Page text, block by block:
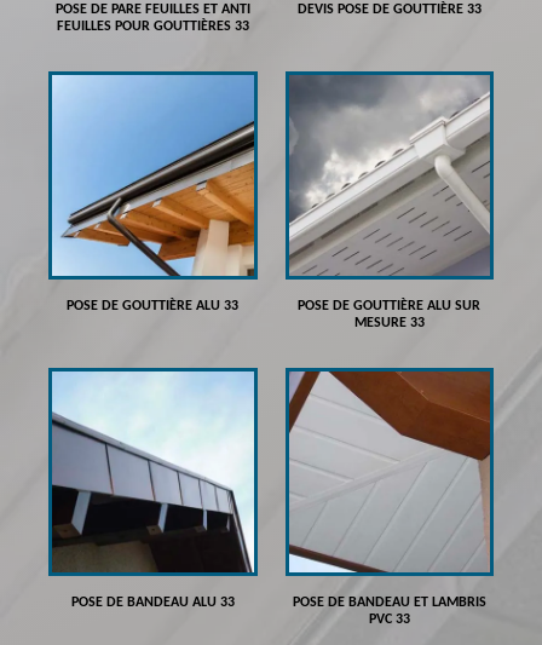
POSE DE PARE FEUILLES ET ANTI
FEUILLES POUR GOUTTIÈRES 33
DEVIS POSE DE GOUTTIÈRE 33
POSE DE GOUTTIÈRE ALU 33
POSE DE GOUTTIÈRE ALU SUR
MESURE 33
POSE DE BANDEAU ALU 33
POSE DE BANDEAU ET LAMBRIS
PVC 33